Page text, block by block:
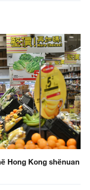
Hong Kong shënuan